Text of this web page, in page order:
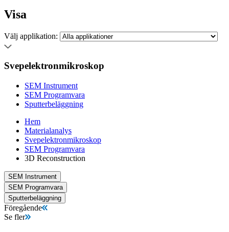
Visa
Välj applikation:
Svepelektronmikroskop
SEM Instrument
SEM Programvara
Sputterbeläggning
Hem
Materialanalys
Svepelektronmikroskop
SEM Programvara
3D Reconstruction
SEM Instrument
SEM Programvara
Sputterbeläggning
Föregående
Se fler